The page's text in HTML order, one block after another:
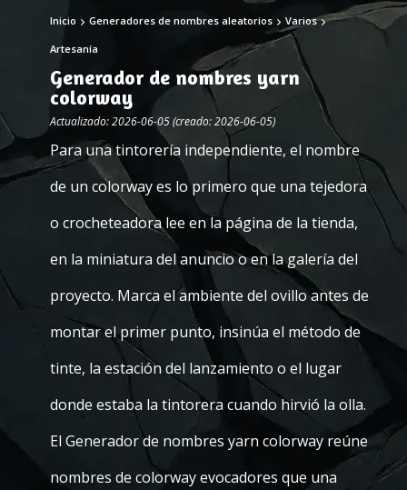
Inicio Generadores de nombres aleatorios Varios
Artesanía
Generador de nombres yarn
colorway
Actualizado: 2026-06-05 (creado: 2026-06-05)
Para una tintorería independiente, el nombre
de un colorway es lo primero que una tejedora
o crocheteadora lee en la página de la tienda,
en la miniatura del anuncio o en la galería del
proyecto. Marca el ambiente del ovillo antes de
montar el primer punto, insinúa el método de
tinte, la estación del lanzamiento o el lugar
donde estaba la tintorera cuando hirvió la olla.
El Generador de nombres yarn colorway reúne
nombres de colorway evocadores que una